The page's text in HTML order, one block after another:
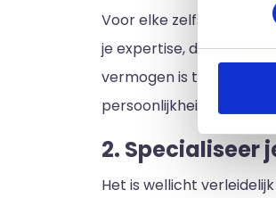
Voor elke zelfstandige
je expertise, doelgroep
vermogen is ten
persoonlijkheid te
2. Specialiseer
Het is wellicht